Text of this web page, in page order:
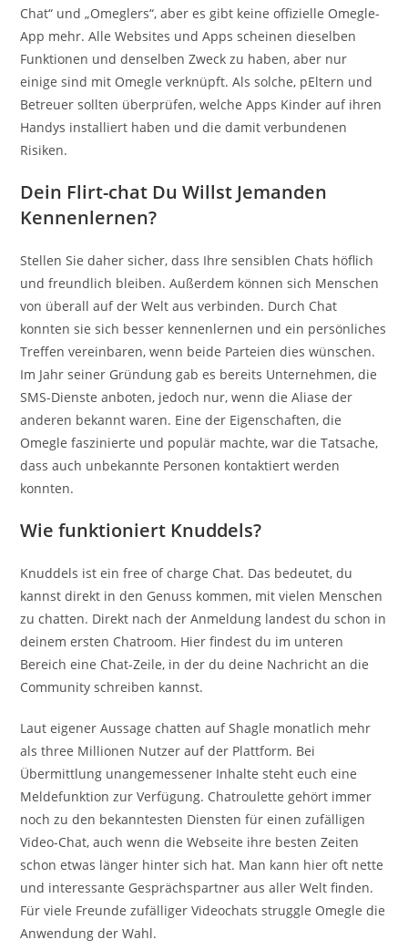
Chat“ und „Omeglers“, aber es gibt keine offizielle Omegle-
App mehr. Alle Websites und Apps scheinen dieselben
Funktionen und denselben Zweck zu haben, aber nur
einige sind mit Omegle verknüpft. Als solche, pEltern und
Betreuer sollten überprüfen, welche Apps Kinder auf ihren
Handys installiert haben und die damit verbundenen
Risiken.
Dein Flirt-chat Du Willst Jemanden
Kennenlernen?
Stellen Sie daher sicher, dass Ihre sensiblen Chats höflich
und freundlich bleiben. Außerdem können sich Menschen
von überall auf der Welt aus verbinden. Durch Chat
konnten sie sich besser kennenlernen und ein persönliches
Treffen vereinbaren, wenn beide Parteien dies wünschen.
Im Jahr seiner Gründung gab es bereits Unternehmen, die
SMS-Dienste anboten, jedoch nur, wenn die Aliase der
anderen bekannt waren. Eine der Eigenschaften, die
Omegle faszinierte und populär machte, war die Tatsache,
dass auch unbekannte Personen kontaktiert werden
konnten.
Wie funktioniert Knuddels?
Knuddels ist ein free of charge Chat. Das bedeutet, du
kannst direkt in den Genuss kommen, mit vielen Menschen
zu chatten. Direkt nach der Anmeldung landest du schon in
deinem ersten Chatroom. Hier findest du im unteren
Bereich eine Chat-Zeile, in der du deine Nachricht an die
Community schreiben kannst.
Laut eigener Aussage chatten auf Shagle monatlich mehr
als three Millionen Nutzer auf der Plattform. Bei
Übermittlung unangemessener Inhalte steht euch eine
Meldefunktion zur Verfügung. Chatroulette gehört immer
noch zu den bekanntesten Diensten für einen zufälligen
Video-Chat, auch wenn die Webseite ihre besten Zeiten
schon etwas länger hinter sich hat. Man kann hier oft nette
und interessante Gesprächspartner aus aller Welt finden.
Für viele Freunde zufälliger Videochats struggle Omegle die
Anwendung der Wahl.